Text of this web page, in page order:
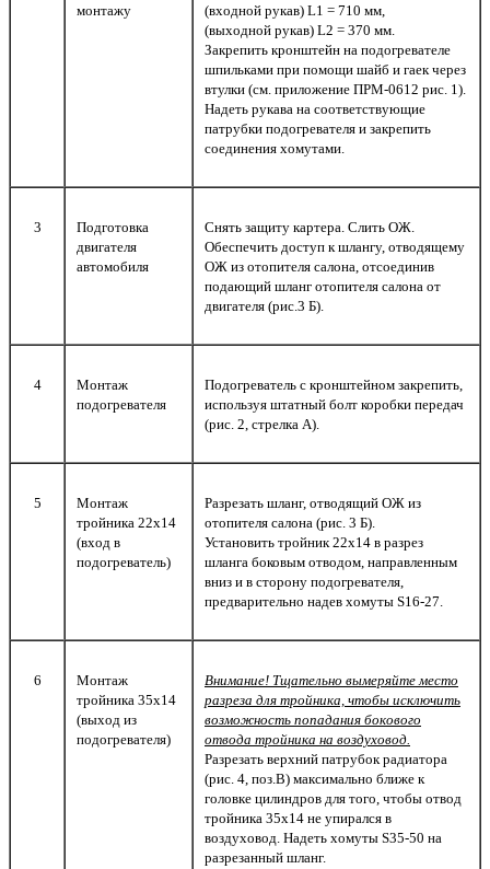
монтажу
(входной рукав) L1 = 710 мм,
(выходной рукав) L2 = 370 мм.
Закрепить кронштейн на подогревателе
шпильками при помощи шайб и гаек через
втулки (см. приложение ПРМ-0612 рис. 1).
Надеть рукава на соответствующие
патрубки подогревателя и закрепить
соединения хомутами.
3
Подготовка
двигателя
автомобиля
Снять защиту картера. Cлить ОЖ.
Обеспечить доступ к шлангу, отводящему
ОЖ из отопителя салона, отсоединив
подающий шланг отопителя салона от
двигателя (рис.3 Б).
4
Монтаж
подогревателя
Подогреватель с кронштейном закрепить,
используя штатный болт коробки передач
(рис. 2, стрелка А).
5
Монтаж
тройника 22х14
(вход в
подогреватель)
Разрезать шланг, отводящий ОЖ из
отопителя салона (рис. 3 Б).
Установить тройник 22х14 в разрез
шланга боковым отводом, направленным
вниз и в сторону подогревателя,
предварительно надев хомуты S16-27.
6
Монтаж
тройника 35х14
(выход из
подогревателя)
Внимание! Тщательно вымеряйте место
разреза для тройника, чтобы исключить
возможность попадания бокового
отвода тройника на воздуховод.
Разрезать верхний патрубок радиатора
(рис. 4, поз.В) максимально ближе к
головке цилиндров для того, чтобы отвод
тройника 35х14 не упирался в
воздуховод. Надеть хомуты S35-50 на
разрезанный шланг.